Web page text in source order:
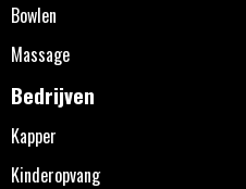
Bowlen
Massage
Bedrijven
Kapper
Kinderopvang